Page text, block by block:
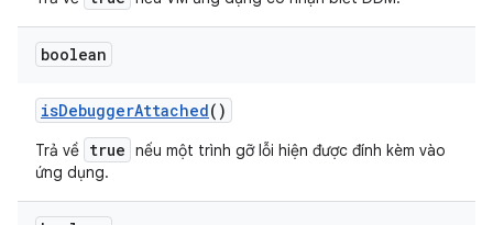
boolean
isDebuggerAttached()
Trả về true nếu một trình gỡ lỗi hiện được đính kèm vào
ứng dụng.